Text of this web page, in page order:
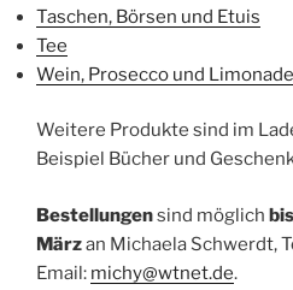
Taschen, Börsen und Etuis
Tee
Wein, Prosecco und Limonade
Weitere Produkte sind im
Beispiel Bücher und
Bestellungensind möglich
Märzan Michaela Schwerdt,
Email: michy@wtnet.de.